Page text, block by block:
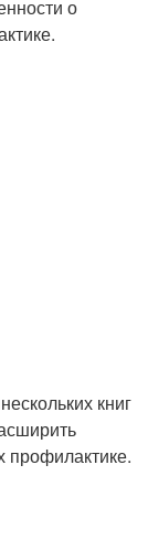
о
книг
профилактике.